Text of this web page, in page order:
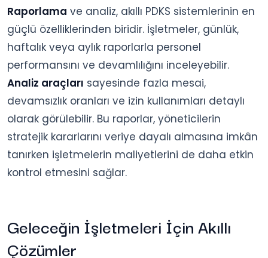
Raporlama ve analiz, akıllı PDKS sistemlerinin en
güçlü özelliklerinden biridir. İşletmeler, günlük,
haftalık veya aylık raporlarla personel
performansını ve devamlılığını inceleyebilir.
Analiz araçları sayesinde fazla mesai,
devamsızlık oranları ve izin kullanımları detaylı
olarak görülebilir. Bu raporlar, yöneticilerin
stratejik kararlarını veriye dayalı almasına imkân
tanırken işletmelerin maliyetlerini de daha etkin
kontrol etmesini sağlar.
Geleceğin İşletmeleri İçin Akıllı
Çözümler